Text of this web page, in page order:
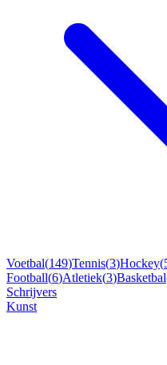
Voetbal(149)Tennis(3)Hockey(
Football(6)Atletiek(3)Basketbal
Schrijvers
Kunst